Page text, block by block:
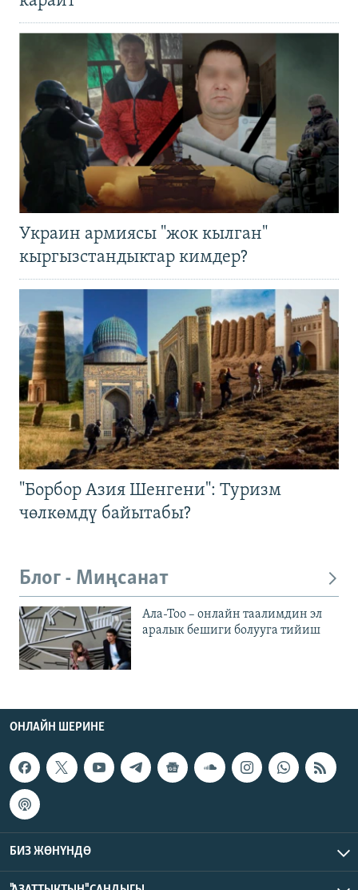
Украин армиясы "жок кылган"
кыргызстандыктар кимдер?
"Борбор Азия Шенгени": Туризм
чөлкөмдү байытабы?
Блог - Миңсанат
Ала-Тоо – онлайн таалимдин эл
аралык бешиги болууга тийиш
ОНЛАЙН ШЕРИНЕ
БИЗ ЖӨНҮНДӨ